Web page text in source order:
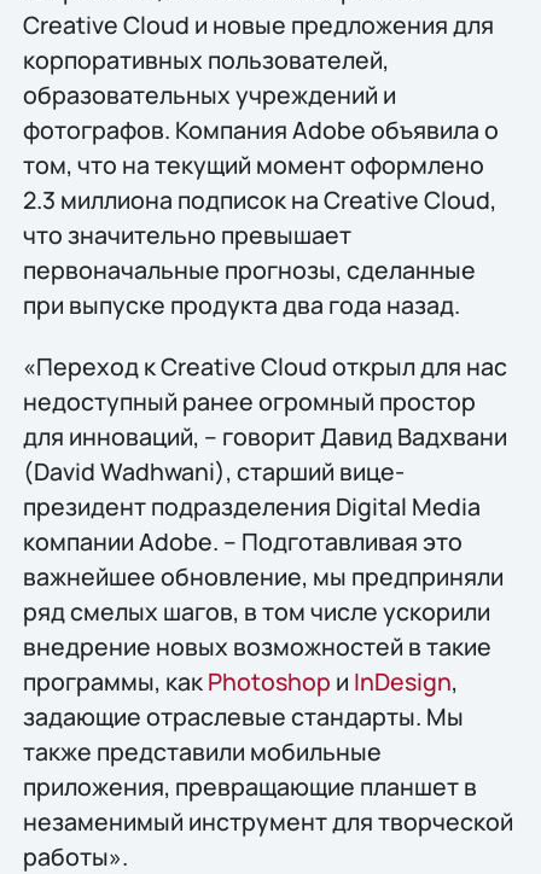
Creative Cloud и новые предложения для
корпоративных пользователей,
образовательных учреждений и
фотографов. Компания Adobe объявила о
том, что на текущий момент оформлено
2.3 миллиона подписок на Creative Cloud,
что значительно превышает
первоначальные прогнозы, сделанные
при выпуске продукта два года назад.
«Переход к Creative Cloud открыл для нас
недоступный ранее огромный простор
для инноваций, – говорит Давид Вадхвани
(David Wadhwani), старший вице-
президент подразделения Digital Media
компании Adobe. – Подготавливая это
важнейшее обновление, мы предприняли
ряд смелых шагов, в том числе ускорили
внедрение новых возможностей в такие
программы, какPhotoshop и InDesign,
задающие отраслевые стандарты. Мы
также представили мобильные
приложения, превращающие планшет в
незаменимый инструмент для творческой
работы».